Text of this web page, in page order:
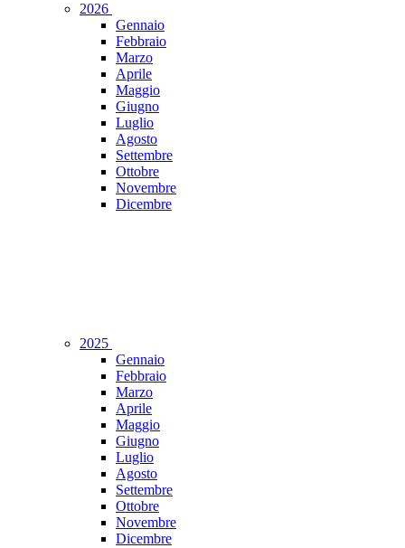
2026
Gennaio
Febbraio
Marzo
Aprile
Maggio
Giugno
Luglio
Agosto
Settembre
Ottobre
Novembre
Dicembre
2025
Gennaio
Febbraio
Marzo
Aprile
Maggio
Giugno
Luglio
Agosto
Settembre
Ottobre
Novembre
Dicembre